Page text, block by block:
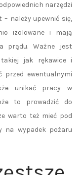
narzędzi
należy upewnić się,
izolowane i mają
prądu. Ważne jest
takiej jak rękawice i
ewentualnymi
unikać pracy w
to prowadzić do
warto też mieć pod
na wypadek pożaru